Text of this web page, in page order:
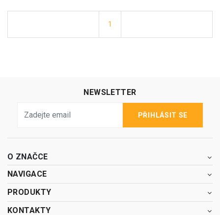
1
NEWSLETTER
PŘIHLÁSIT SE
O ZNAČCE
NAVIGACE
PRODUKTY
KONTAKTY